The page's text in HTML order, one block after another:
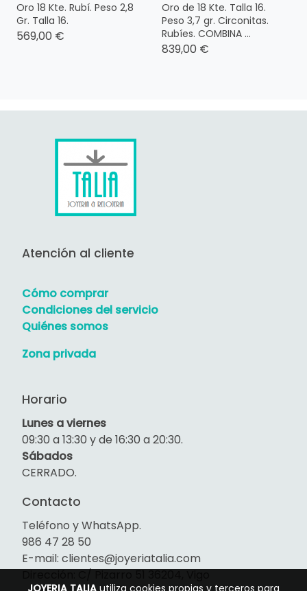
Oro 18 Kte. Rubí. Peso 2,8
Gr. Talla 16.
569,00 €
Oro de 18 Kte. Talla 16.
Peso 3,7 gr. Circonitas.
Rubíes. COMBINA ...
839,00 €
Atención al cliente
Cómo comprar
Condiciones del servicio
Quiénes somos
Zona privada
Horario
Lunes a viernes
09:30 a 13:30 y de 16:30 a 20:30.
Sábados
CERRADO.
Contacto
Teléfono y WhatsApp.
986 47 28 50
E-mail: clientes@joyeriatalia.com
JOYERIA TALIA utiliza cookies propias y terceros para